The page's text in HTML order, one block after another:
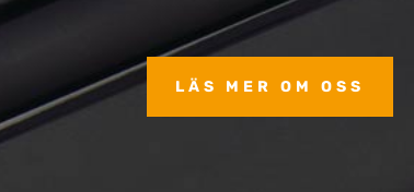
LÄS MER OM OSS